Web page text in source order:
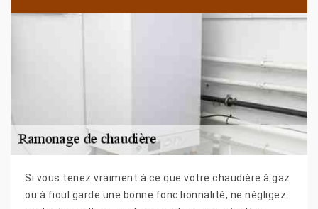
Si vous tenez vraiment à ce que votre chaudière à gaz
ou à fioul garde une bonne fonctionnalité, ne négligez